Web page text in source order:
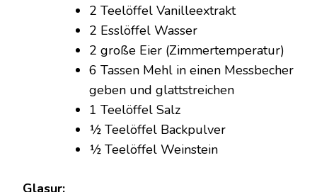
2 Teelöffel Vanilleextrakt
2 Esslöffel Wasser
2 große Eier (Zimmertemperatur)
6 Tassen Mehl in einen Messbecher
geben und glattstreichen
1 Teelöffel Salz
½ Teelöffel Backpulver
½ Teelöffel Weinstein
Glasur: